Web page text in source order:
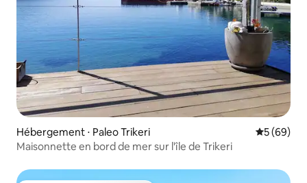
Hébergement ⋅ Paleo Trikeri
5 (69)
Maisonnette en bord de mer sur l'île de Trikeri